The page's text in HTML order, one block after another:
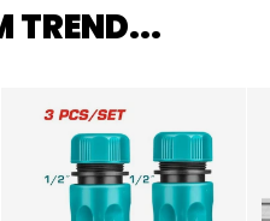
TREND...